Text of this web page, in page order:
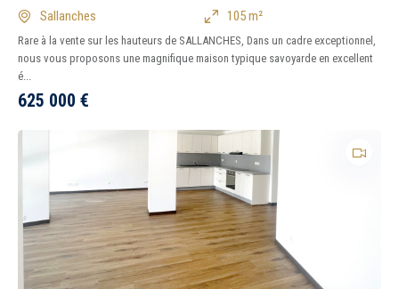
Sallanches 105 m²
Rare à la vente sur les hauteurs de SALLANCHES, Dans un cadre exceptionnel,
nous vous proposons une magnifique maison typique savoyarde en excellent
é...
625 000 €